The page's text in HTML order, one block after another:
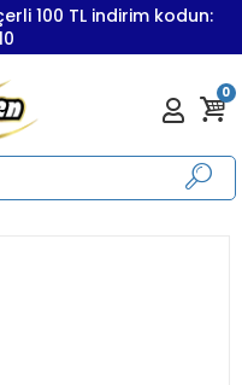
100 TL indirim kodun:
0